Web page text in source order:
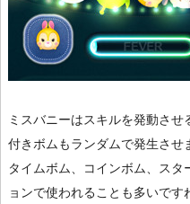
ミスバニーはスキルを発動さ
付きボムもランダムで発生させ
タイムボム、コインボム、ス
ョンで使われることも多いです